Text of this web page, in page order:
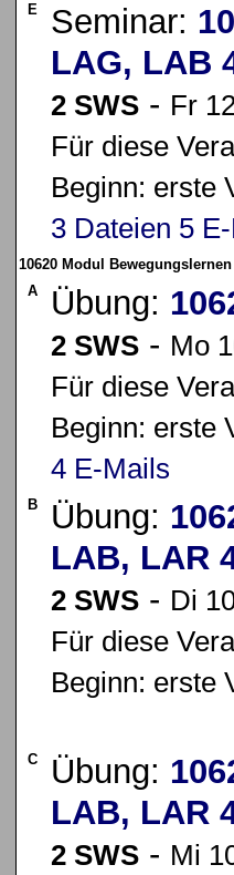
E Seminar:
LAG, LAB
2 SWS - Fr
Für diese
Beginn: erste
3 Dateien 5
10620 Modul
A
Übung:
2 SWS - Mo
Für diese
Beginn: erste
4 E-Mails
B Übung:
LAB, LAR
2 SWS - Di
Für diese
Beginn: erste
C Übung:
LAB, LAR
2 SWS - Mi